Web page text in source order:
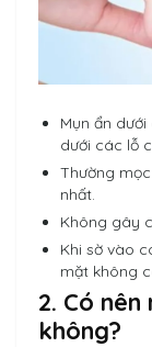
Mụn ẩn
dưới các lỗ
Thường
nhất.
Không gây
Khi sờ vào
mặt không
2. Có
không?